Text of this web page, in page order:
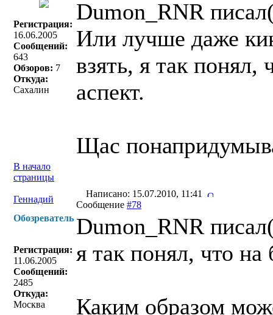
Регистрация:
16.06.2005
Сообщений:
643
Обзоров: 7
Откуда:
Сахалин
Dumon_RNR
Или лучше даже
взять, я так понял,
аспект.
Щас
В начало
страницы
Геннадий
Написано: 15.07.2010, 11:41
Сообщение #78
Обозреватель
Регистрация:
11.06.2005
Сообщений:
2485
Откуда:
Москва
Dumon_RNR
я так понял, что на
Каким образом